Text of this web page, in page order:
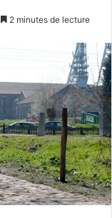
2 minutes de lecture